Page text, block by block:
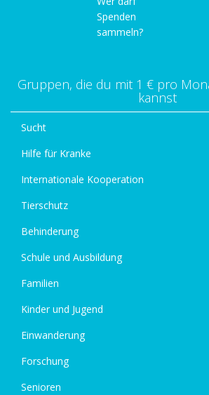
Spenden
sammeln?
Gruppen, die du mit 1 € pro
kannst
Sucht
Hilfe für Kranke
Internationale Kooperation
Tierschutz
Behinderung
Schule und Ausbildung
Familien
Kinder und Jugend
Einwanderung
Forschung
Senioren